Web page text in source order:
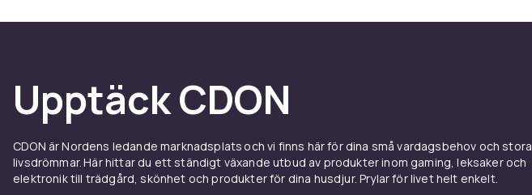
Upptäck CDON
CDON är Nordens ledande marknadsplats och vi finns här för dina små vardagsbehov och stora
livsdrömmar. Här hittar du ett ständigt växande utbud av produkter inom gaming, leksaker och
elektronik till trädgård, skönhet och produkter för dina husdjur. Prylar för livet helt enkelt.